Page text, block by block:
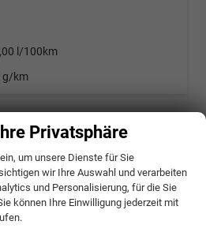
l/100km
g/km
Variant
Neuwagen mit Kurzzeitzulassung
Getriebe
Doppelkupplungsgetriebe (DSG)
Privatsphäre
um unsere Dienste für Sie
wir Ihre Auswahl und verarbeiten
und Personalisierung, für die Sie
können Ihre Einwilligung jederzeit mit